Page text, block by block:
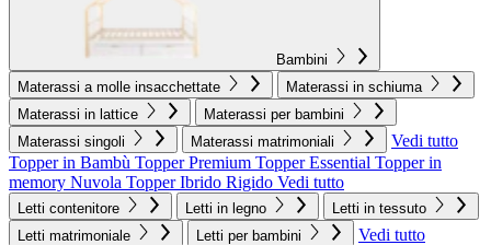
Bambini
Materassi a molle insacchettate
Materassi in schiuma
Materassi in lattice
Materassi per bambini
Materassi singoli
Materassi matrimoniali
Vedi tutto
Topper in Bambù Topper Premium Topper Essential Topper in
memory Nuvola Topper Ibrido Rigido Vedi tutto
Letti contenitore Letti in legno
Letti in tessuto
Letti matrimoniale
Letti per bambini Vedi tutto